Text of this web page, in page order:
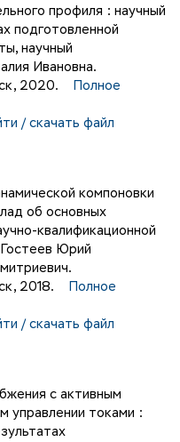
профиля : научный
подготовленной
научный
Ивановна.
2020.
Полное
/ скачать файл
компоновки
об основных
квалификационной
Юрий
2018.
Полное
/ скачать файл
с активным
управлении токами :